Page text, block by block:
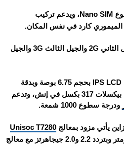
الهاتف مزود شريحتين من نوع Nano SIM، ويدعم تركيب
الميموري كارد في نفس المكان.
يدعم شبكات إتصالات الجيل الثاني 2G والجيل الثالث 3G والجيل
الهاتف يأتي بشاشة من نوع IPS LCD بحجم 6.75 بوصة وبدقة
900×1940 بكسل +HD وبكثافة بيكسلات 317 بكسل في إنش، وتدعم
ودرجة سطوع 1000 شمعة.
يأتي مزود بمعالج Unisoc T7280
ثماني النواة بدقة تصنيع 12 نانومتر وبتردد 2.2 و2.0 جيجاهرتز مع معالج